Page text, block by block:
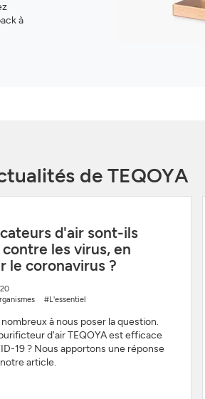
à
de TEQOYA
d'air sont-ils
les virus, en
le coronavirus ?
#L'essentiel
à nous poser la question.
d'air TEQOYA est efficace
19 ? Nous apportons une réponse
article.